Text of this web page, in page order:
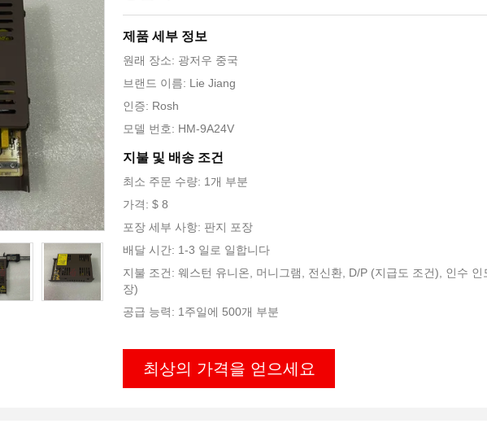
제품 세부 정보
원래 장소: 광저우 중국
브랜드 이름: Lie Jiang
인증: Rosh
모델 번호: HM-9A24V
지불 및 배송 조건
최소 주문 수량: 1개 부분
가격: $ 8
포장 세부 사항: 판지 포장
배달 시간: 1-3 일로 일합니다
지불 조건: 웨스턴 유니온, 머니그램, 전신환, D/P (지급도 조건), 인수 인
장)
공급 능력: 1주일에 500개 부분
최상의 가격을 얻으세요